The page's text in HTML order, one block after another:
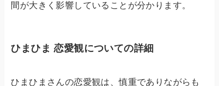
間が大きく影響していることが分かります。
ひまひま 恋愛観についての詳細
ひまひまさんの恋愛観は、慎重でありながらも